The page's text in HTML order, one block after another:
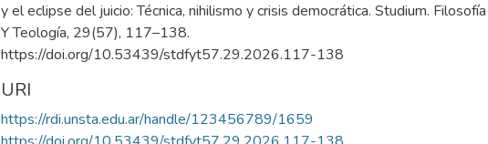
y el eclipse del juicio: Técnica, nihilismo y crisis democrática. Studium. Filosofía
Y Teología, 29(57), 117–138.
https://doi.org/10.53439/stdfyt57.29.2026.117-138
URI
https://rdi.unsta.edu.ar/handle/123456789/1659